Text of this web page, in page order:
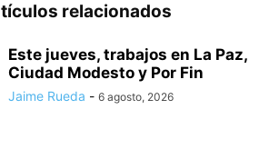
relacionados
Este jueves, trabajos en La Paz,
Ciudad Modesto y Por Fin
Jaime Rueda - 6 agosto, 2026